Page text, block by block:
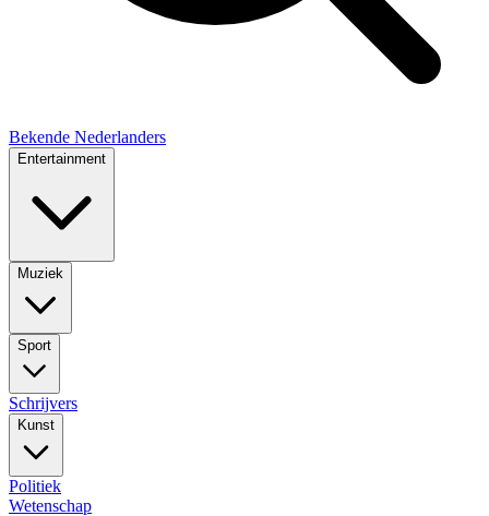
Bekende Nederlanders
Entertainment
Muziek
Sport
Schrijvers
Kunst
Politiek
Wetenschap